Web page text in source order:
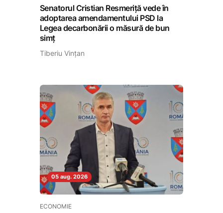
Senatorul Cristian Resmeriță vede în
adoptarea amendamentului PSD la
Legea decarbonării o măsură de bun
simț
Tiberiu Vințan
05 aug. 2026
ECONOMIE